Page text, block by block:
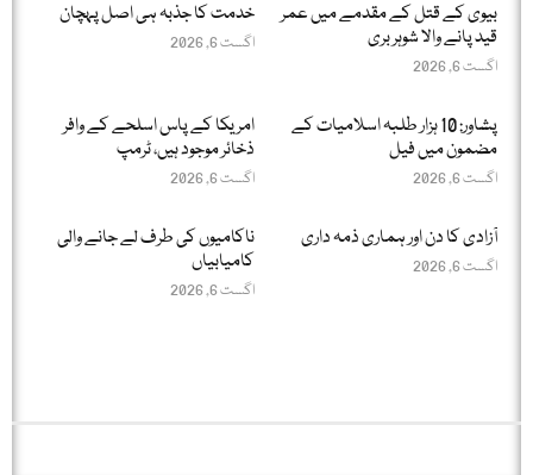
بیوی کے قتل کے مقدمے میں عمر
قید پانے والا شوہر بری
اگست 6, 2026
خدمت کا جذبہ ہی اصل پہچان
اگست 6, 2026
پشاور: 10 ہزار طلبہ اسلامیات کے
مضمون میں فیل
اگست 6, 2026
امریکا کے پاس اسلحے کے وافر
ذخائر موجود ہیں، ٹرمپ
اگست 6, 2026
آزادی کا دن اور ہماری ذمہ داری
اگست 6, 2026
ناکامیوں کی طرف لے جانے والی
کامیابیاں
اگست 6, 2026